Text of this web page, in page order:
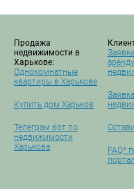
Продажа
недвижимости в
Харькове:
Однокомнатные
квартиры в Харькове
Купить дом Харьков
Телеграм бот по
недвижимости
Харькова
аренду
FAQ*